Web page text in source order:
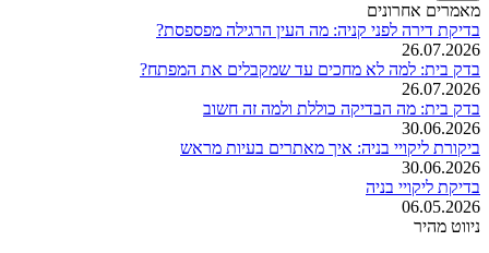
מאמרים אחרונים
בדיקת דירה לפני קניה: מה העין הרגילה מפספסת?
26.07.2026
בדק בית: למה לא מחכים עד שמקבלים את המפתח?
26.07.2026
בדק בית: מה הבדיקה כוללת ולמה זה חשוב
30.06.2026
ביקורת ליקויי בניה: איך מאתרים בעיות מראש
30.06.2026
בדיקת ליקויי בניה
06.05.2026
ניווט מהיר